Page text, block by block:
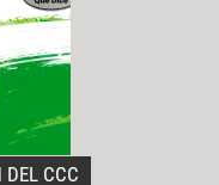
DEL CCC